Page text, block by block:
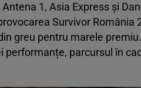
1, Asia Express și
Survivor România
greu pentru marele
parcursul în